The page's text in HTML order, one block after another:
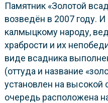
Памятник «Золотой
возведён в 2007 году.
калмыцкому народу,
храбрости и их
виде всадника
(оттуда и название
установлен на высокой
очередь расположена